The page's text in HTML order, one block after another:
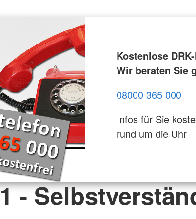
Kostenlose
Wir beraten Sie
08000 365 000
Infos für Sie
rund um die Uhr
-